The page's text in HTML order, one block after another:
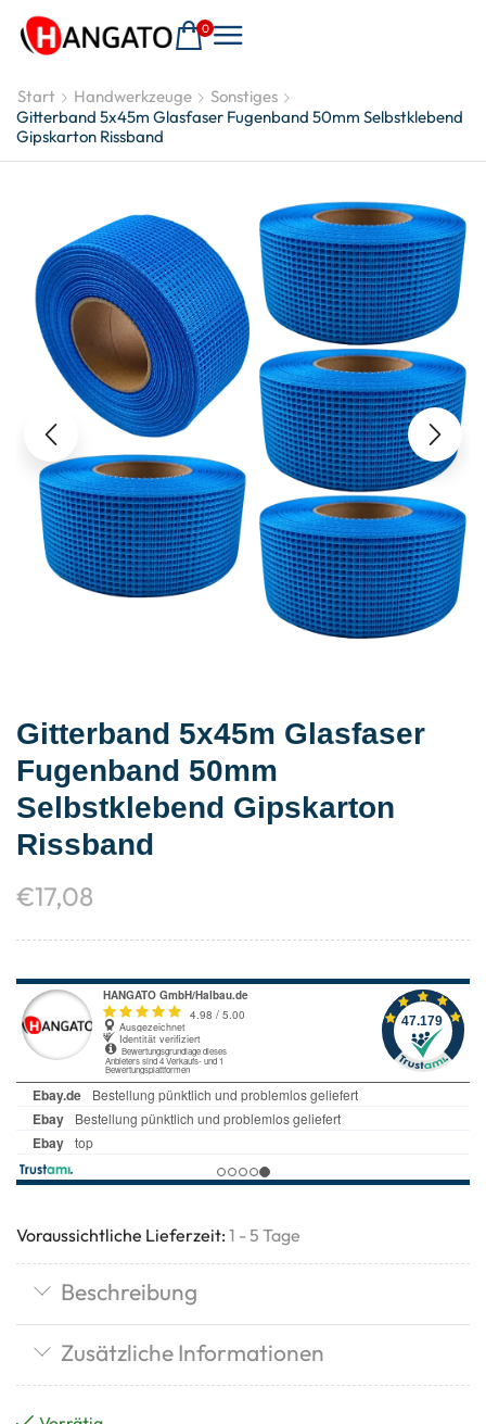
0
Start Handwerkzeuge
Sonstiges
Gitterband 5x45m Glasfaser Fugenband 50mm Selbstklebend
Gipskarton Rissband
Gitterband 5x45m Glasfaser
Fugenband 50mm
Selbstklebend Gipskarton
Rissband
€17,08
Voraussichtliche Lieferzeit: 1 - 5 Tage
Beschreibung
Zusätzliche Informationen